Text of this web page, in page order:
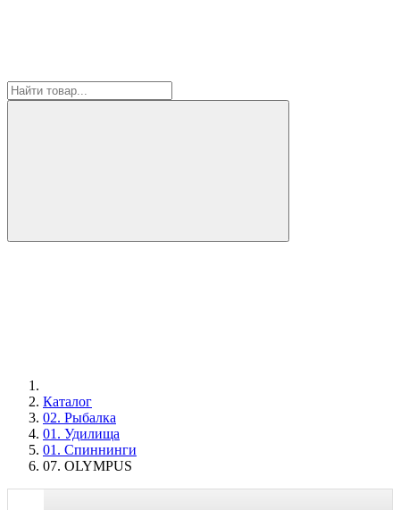
Каталог
02. Рыбалка
01. Удилища
01. Спиннинги
07. OLYMPUS